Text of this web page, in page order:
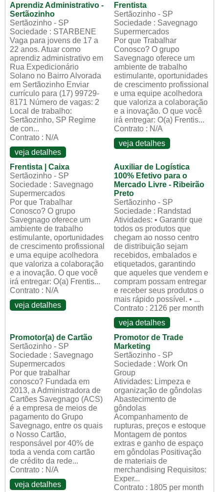
Aprendiz Administrativo -
Sertãozinho
Sertãozinho - SP
Sociedade : STARBENE
Vaga para jovens de 17 a
22 anos. Atuar como
aprendiz administrativo em
Rua Expedicionário
Solano no Bairro Alvorada
em Sertãozinho Enviar
currículo para (17) 99729-
8171 Número de vagas: 2
Local de trabalho:
Sertãozinho, SP Regime
de con...
Contrato : N/A
veja detalhes
Frentista
Sertãozinho - SP
Sociedade : Savegnago
Supermercados
Por que Trabalhar
Conosco? O grupo
Savegnago oferece um
ambiente de trabalho
estimulante, oportunidades
de crescimento profissional
e uma equipe acolhedora
que valoriza a colaboração
e a inovação. O que você
irá entregar: O(a) Frentis...
Contrato : N/A
veja detalhes
Frentista | Caixa
Sertãozinho - SP
Sociedade : Savegnago
Supermercados
Por que Trabalhar
Conosco? O grupo
Savegnago oferece um
ambiente de trabalho
estimulante, oportunidades
de crescimento profissional
e uma equipe acolhedora
que valoriza a colaboração
e a inovação. O que você
irá entregar: O(a) Frentis...
Contrato : N/A
veja detalhes
Auxiliar de Logística
100% Efetivo para o
Mercado Livre - Ribeirão
Preto
Sertãozinho - SP
Sociedade : Randstad
Atividades: • Garantir que
todos os produtos que
chegam ao nosso centro
de distribuição sejam
recebidos, embalados e
etiquetados, garantindo
que aqueles que vendem e
compram possam entregar
e receber seus produtos o
mais rápido possível. • ...
Contrato : 2126 per month
veja detalhes
Promotor(a) de Cartão
Sertãozinho - SP
Sociedade : Savegnago
Supermercados
Por que trabalhar
conosco? Fundada em
2013, a Administradora de
Cartões Savegnago (ACS)
é a empresa de meios de
pagamento do Grupo
Savegnago, entre os quais
o Nosso Cartão,
responsável por 40% de
toda a venda com cartão
de crédito da rede...
Contrato : N/A
veja detalhes
Promotor de Trade
Marketing
Sertãozinho - SP
Sociedade : Work On
Group
Atividades: Limpeza e
organização de gôndolas
Abastecimento de
gôndolas
Acompanhamento de
rupturas, preços e estoque
Montagem de pontos
extras e ganho de espaço
em gôndolas Positivação
de materiais de
merchandising Requisitos:
Exper...
Contrato : 1805 per month